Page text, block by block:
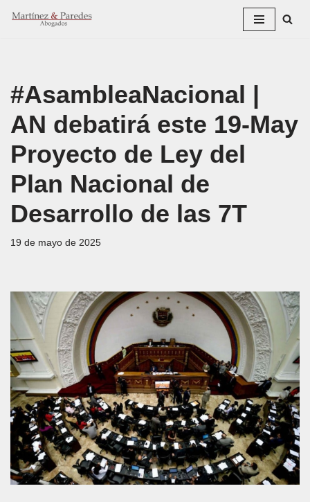
#AsambleaNacional |
AN debatirá este 19-May
Proyecto de Ley del
Plan Nacional de
Desarrollo de las 7T
19 de mayo de 2025